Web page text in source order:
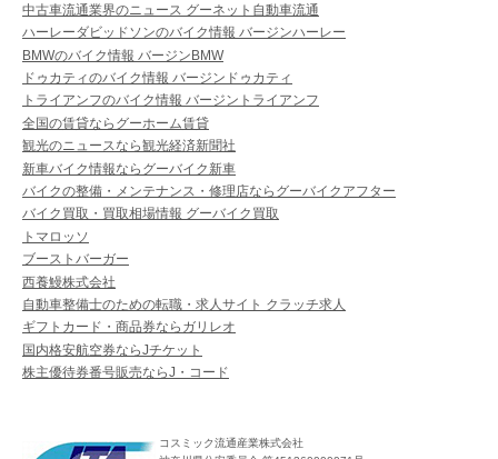
中古車流通業界のニュース グーネット自動車流通
ハーレーダビッドソンのバイク情報 バージンハーレー
BMWのバイク情報 バージンBMW
ドゥカティのバイク情報 バージンドゥカティ
トライアンフのバイク情報 バージントライアンフ
全国の賃貸ならグーホーム賃貸
観光のニュースなら観光経済新聞社
新車バイク情報ならグーバイク新車
バイクの整備・メンテナンス・修理店ならグーバイクアフター
バイク買取・買取相場情報 グーバイク買取
トマロッソ
ブーストバーガー
西養鰻株式会社
自動車整備士のための転職・求人サイト クラッチ求人
ギフトカード・商品券ならガリレオ
国内格安航空券ならJチケット
株主優待券番号販売ならJ・コード
コスミック流通産業株式会社